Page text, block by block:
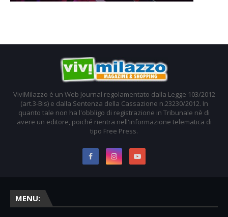
ViviMilazzo è un Web Journal regolamentato dalla Legge 103/2012
(art.3-Bis) e dalla Sentenza della Cassazione n.23230/2012. In
quanto tale non ha l'obbligo di registrazione in Tribunale nè di
avere un editore, poiché rientra nell'informazione telematica di
tipo Free Press.
MENU: